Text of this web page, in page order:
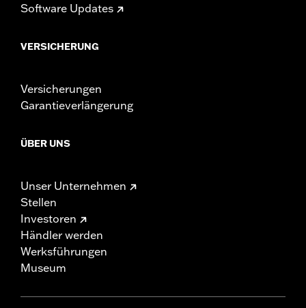
Software Updates
VERSICHERUNG
Versicherungen
Garantieverlängerung
ÜBER UNS
Unser Unternehmen
Stellen
Investoren
Händler werden
Werksführungen
Museum